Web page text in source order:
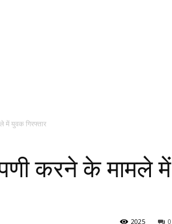
में युवक गिरफ्तार
करने के मामले में
0
2025